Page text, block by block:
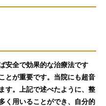
安全で効果的な治療法です
とが重要です。当院にも超音
す。上記で述べたように、整
く用いることができ、自分的